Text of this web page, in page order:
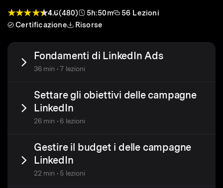
4.6(480) 5h:50m
56 Lezioni
Certificazione
Risorse
Fondamenti di LinkedIn Ads
36 min • 7 lezioni
Settare gli obiettivi delle campagne
LinkedIn
26 min • 6 lezioni
Gestire il budget i delle campagne
LinkedIn
22 min • 5 lezioni